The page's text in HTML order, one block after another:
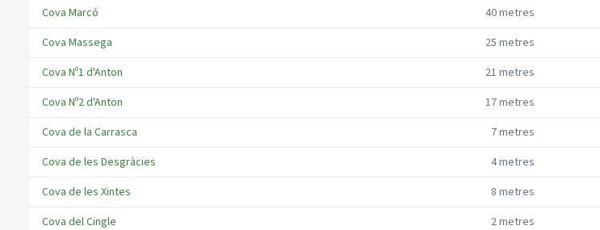
Cova Marcó
40metres
Cova Massega
25 metres
Cova Nº1 d'Anton
21 metres
Cova Nº2 d'Anton
17metres
Cova de la Carrasca
7metres
Cova de les Desgràcies
4metres
Cova de les Xintes
8 metres
Cova del Cingle
2metres